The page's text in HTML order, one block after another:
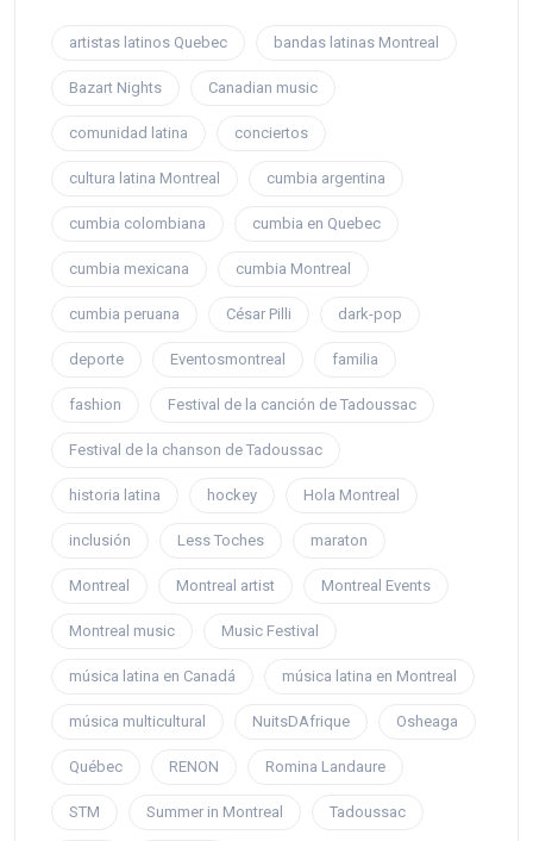
artistas latinos Quebec bandas latinas Montreal
Bazart Nights Canadian music
comunidad latina conciertos
cultura latina Montreal cumbia argentina
cumbia colombiana cumbia en Quebec
cumbia mexicana cumbia Montreal
cumbia peruana César Pilli dark-pop
deporte Eventosmontreal familia
fashion Festival de la canción de Tadoussac
Festival de la chanson de Tadoussac
historia latina hockey Hola Montreal
inclusión Less Toches maraton
Montreal Montreal artist Montreal Events
Montreal music Music Festival
música latina en Canadá música latina en Montreal
música multicultural NuitsDAfrique Osheaga
Québec RENON Romina Landaure
STM Summer in Montreal Tadoussac